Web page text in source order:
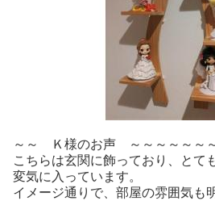
～～ Ｋ様のお声 ～～～～～～
こちらは玄関に飾っており、とて
変気に入っています。
イメージ通りで、部屋の雰囲気も